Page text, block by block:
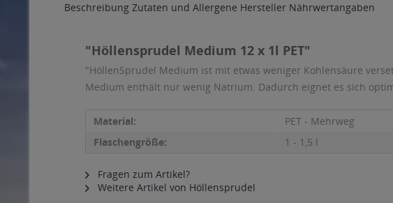
Beschreibung Zutaten und Allergene Hersteller Nährwertangaben
"Höllensprudel Medium 12 x 1l PET"
"HöllenSprudel Medium ist mit etwas weniger Kohlensäure
Medium enthält nur wenig Natrium. Dadurch eignet es sich
Material:
PET - Mehrweg
Flaschengröße:
1 - 1,5 l
Fragen zum Artikel?
Weitere Artikel von Höllensprudel